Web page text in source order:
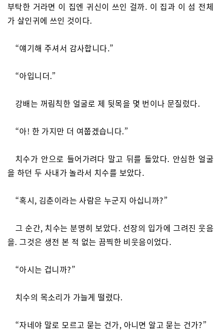
부탁한 거라면 이 집엔 귀신이 쓰인 걸까. 이 집과 이 섬 전체
가 살인귀에 쓰인 것이다.
“얘기해 주셔서 감사합니다.”
“아입니더.”
강배는 꺼림칙한 얼굴로 제 뒷목을 몇 번이나 문질렀다.
“아! 한 가지만 더 여쭙겠습니다.”
치수가 안으로 들어가려다 말고 뒤를 돌았다. 안심한 얼굴
을 하던 두 사내가 놀라서 치수를 보았다.
“혹시, 김춘이라는 사람은 누군지 아십니까?”
그 순간, 치수는 분명히 보았다. 선장의 입가에 그려진 웃음
을. 그것은 생전 본 적 없는 끔찍한 비웃음이었다.
“아시는 겁니까?”
치수의 목소리가 가늘게 떨렸다.
“자네야 말로 모르고 묻는 건가, 아니면 알고 묻는 건가?”